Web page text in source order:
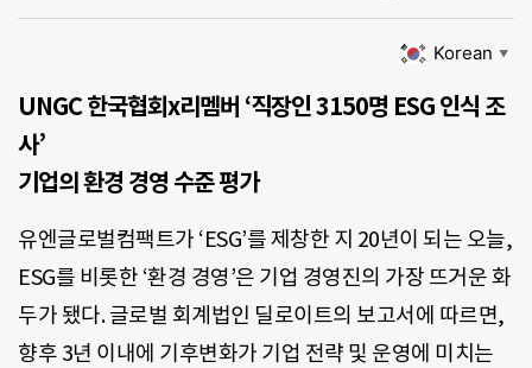
Korean ▼
UNGC 한국협회x리멤버 ‘직장인 3150명 ESG 인식 조
사’
기업의 환경 경영 수준 평가
유엔글로벌컴팩트가 ‘ESG’를 제창한 지 20년이 되는 오늘,
ESG를 비롯한 ‘환경 경영’은 기업 경영진의 가장 뜨거운 화
두가 됐다. 글로벌 회계법인 딜로이트의 보고서에 따르면,
향후 3년 이내에 기후변화가 기업 전략 및 운영에 미치는